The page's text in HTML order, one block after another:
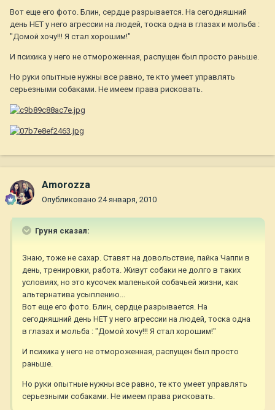
Вот еще его фото. Блин, сердце разрывается. На сегодняшний
день НЕТ у него агрессии на людей, тоска одна в глазах и мольба :
"Домой хочу!!! Я стал хорошим!"
И психика у него не отмороженная, распущен был просто раньше.
Но руки опытные нужны все равно, те кто умеет управлять
серьезными собаками. Не имеем права рисковать.
Amorozza
Опубликовано 24 января, 2010
Груня сказал:
Знаю, тоже не сахар. Ставят на довольствие, пайка Чаппи в
день, тренировки, работа. Живут собаки не долго в таких
условиях, но это кусочек маленькой собачьей жизни, как
альтернатива усыплению...
Вот еще его фото. Блин, сердце разрывается. На
сегодняшний день НЕТ у него агрессии на людей, тоска одна
в глазах и мольба : "Домой хочу!!! Я стал хорошим!"
И психика у него не отмороженная, распущен был просто
раньше.
Но руки опытные нужны все равно, те кто умеет управлять
серьезными собаками. Не имеем права рисковать.